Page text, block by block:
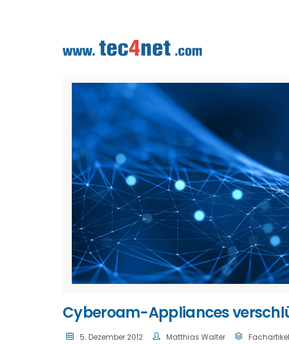
Cyberoam-Appliances
5. Dezember 2012 Matthias Walter Fachartikel